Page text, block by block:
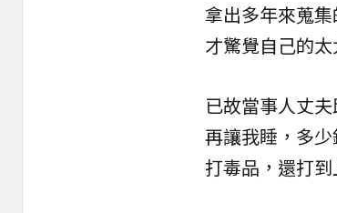
拿出多年來蒐
才驚覺自己的太
已故當事人丈
再讓我睡，多
打毒品，還打到